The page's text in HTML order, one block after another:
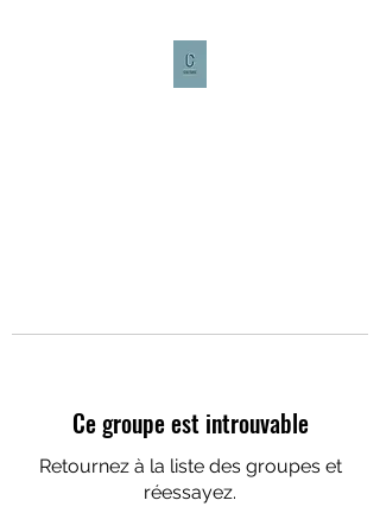
Ce groupe est introuvable
Retournez à la liste des groupes et
réessayez.